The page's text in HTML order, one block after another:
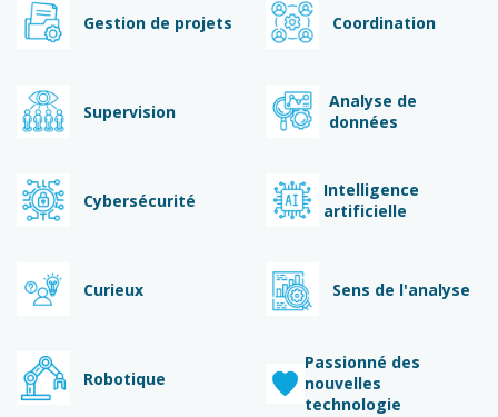
Gestion de projets Coordination
Supervision
Analyse de
données
Cybersécurité
Intelligence
artificielle
Curieux Sens de l'analyse
Robotique
Passionné des
nouvelles
technologie